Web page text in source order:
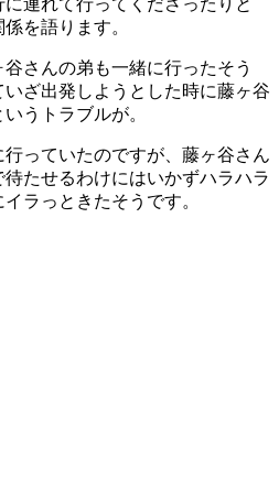
連れて行ってくださったりと
を語ります。
さんの弟も一緒に行ったそう
ざ出発しようとした時に藤ヶ谷
うトラブルが。
っていたのですが、藤ヶ谷さん
たせるわけにはいかずハラハラ
ラっときたそうです。